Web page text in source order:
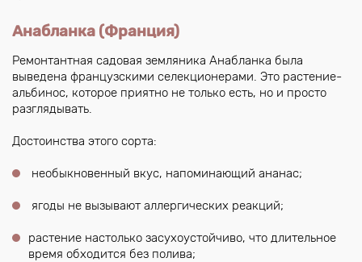
Анабланка (Франция)
Ремонтантная садовая земляника Анабланка была
выведена французскими селекционерами. Это растение-
альбинос, которое приятно не только есть, но и просто
разглядывать.
Достоинства этого сорта:
необыкновенный вкус, напоминающий ананас;
ягоды не вызывают аллергических реакций;
растение настолько засухоустойчиво, что длительное
время обходится без полива;